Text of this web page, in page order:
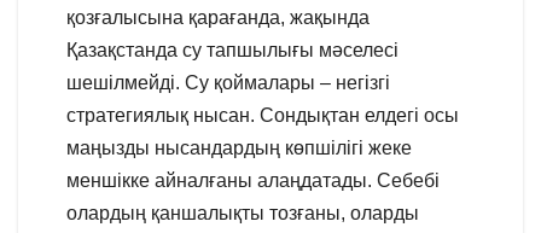
қозғалысына қарағанда, жақында
Қазақстанда су тапшылығы мәселесі
шешілмейді. Су қоймалары – негізгі
стратегиялық нысан. Сондықтан елдегі осы
маңызды нысандардың көпшілігі жеке
меншікке айналғаны алаңдатады. Себебі
олардың қаншалықты тозғаны, оларды